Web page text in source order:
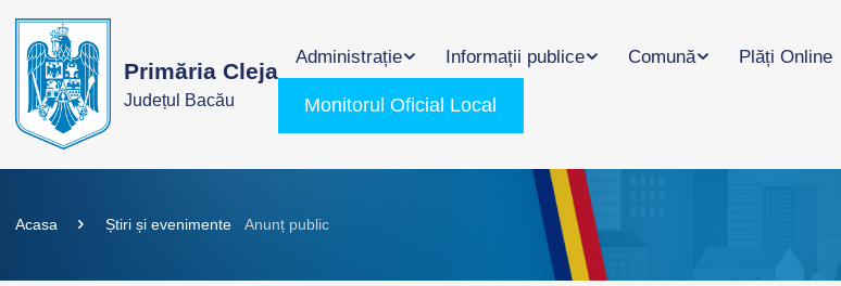
Primăria Cleja
Județul Bacău
Administrație Informații publice Comună Plăți Online
Monitorul Oficial Local
Acasa Știri și evenimente Anunț public